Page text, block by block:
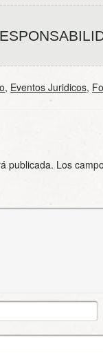
, Eventos Juridicos,
publicada. Los